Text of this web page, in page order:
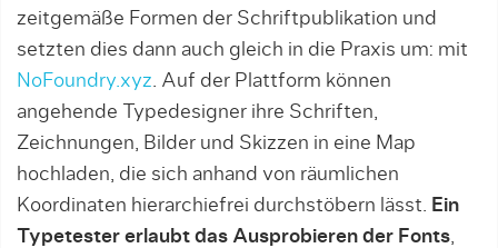
zeitgemäße Formen der Schriftpublikation und
setzten dies dann auch gleich in die Praxis um: mit
NoFoundry.xyz. Auf der Plattform können
angehende Typedesigner ihre Schriften,
Zeichnungen, Bilder und Skizzen in eine Map
hochladen, die sich anhand von räumli­chen
Koordinaten hierarchiefrei durchstöbern lässt. Ein
Typetester erlaubt das Ausprobieren der Fonts,